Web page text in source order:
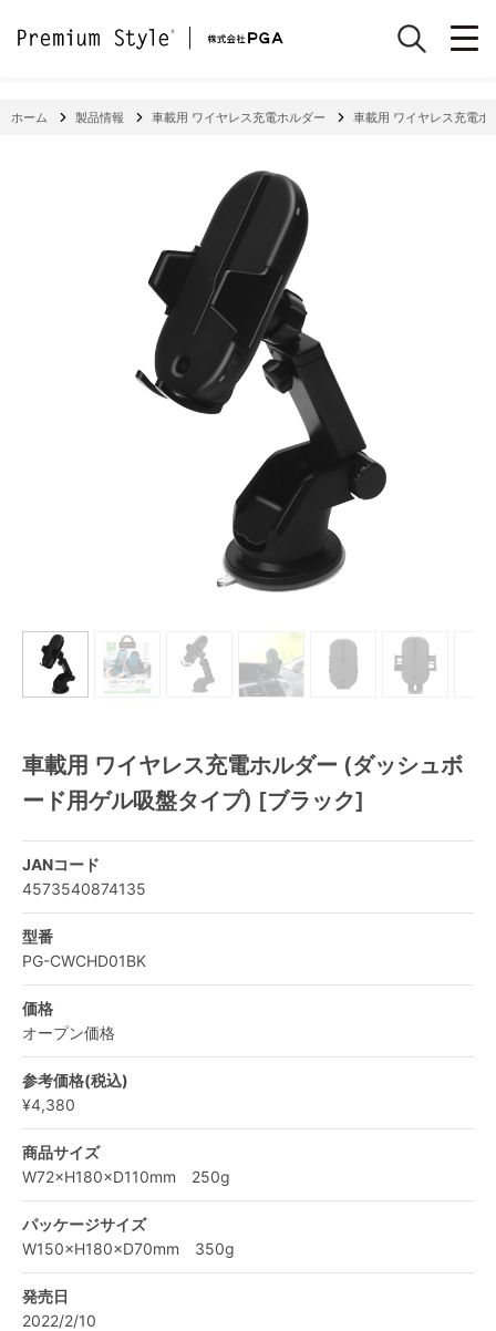
ホーム 製品情報 車載用 ワイヤレス充電ホルダー 車載用 ワイヤレス充電
車載用 ワイヤレス充電ホルダー (ダッシュボ
ード用ゲル吸盤タイプ) [ブラック]
JANコード
4573540874135
型番
PG-CWCHD01BK
価格
オープン価格
参考価格(税込)
¥4,380
商品サイズ
W72×H180×D110mm 250g
パッケージサイズ
W150×H180×D70mm 350g
発売日
2022/2/10